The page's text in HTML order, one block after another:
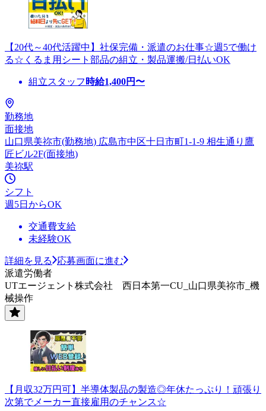
【20代～40代活躍中】社保完備・派遣のお仕事☆週5で働け
る☆くるま用シート部品の組立・製品運搬/日払いOK
組立スタッフ 時給1,400円〜
勤務地
面接地
山口県美祢市(勤務地) 広島市中区十日市町1-1-9 相生通り鷹
匠ビル2F(面接地)
美祢駅
シフト
週5日からOK
交通費支給
未経験OK
詳細を見る
応募画面に進む
派遣労働者
UTエージェント株式会社 西日本第一CU_山口県美祢市_機
械操作
【月収32万円可】半導体製品の製造◎年休たっぷり！頑張り
次第でメーカー直接雇用のチャンス☆